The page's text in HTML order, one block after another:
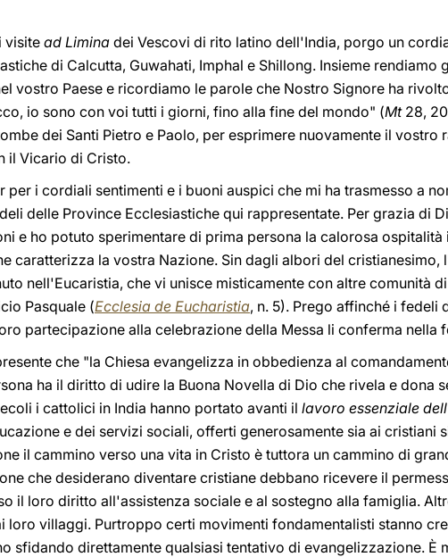
visitead Limina dei Vescovi di rito latino dell'India, porgo un
di Calcutta, Guwahati, Imphal e Shillong. Insieme rendiamo
vostro Paese e ricordiamo le parole che Nostro Signore ha
io sono con voi tutti i giorni, fino alla fine del mondo" (Mt28,
dei Santi Pietro e Paolo, per esprimere nuovamente il
il Vicario di Cristo.
i cordiali sentimenti e i buoni auspici che mi ha trasmesso a
delle Province Ecclesiastiche qui rappresentate. Per grazia di
e ho potuto sperimentare di prima persona la calorosa ospitalità
caratterizza la vostra Nazione. Sin dagli albori del cristianesimo,
nell'Eucaristia, che vi unisce misticamente con altre comunità
Pasquale (Ecclesia de Eucharistia, n. 5). Prego affinché i fedeli
partecipazione alla celebrazione della Messa li conferma nella
che "la Chiesa evangelizza in obbedienza al
ha il diritto di udire la Buona Novella di Dio che rivela e dona
i cattolici in India hanno portato avanti il lavoro essenziale
e dei servizi sociali, offerti generosamente sia ai cristiani
il cammino verso una vita in Cristo è tuttora un cammino di
che desiderano diventare cristiane debbano ricevere il
il loro diritto all'assistenza sociale e al sostegno alla famiglia.
loro villaggi. Purtroppo certi movimenti fondamentalisti stanno
sfidando direttamente qualsiasi tentativo di evangelizzazione. È